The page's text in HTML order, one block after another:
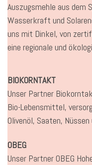
Auszugsmehle aus dem
Wasserkraft und
uns mit Dinkel, von
eine regionale und
BIOKORNTAKT
Unser Partner
Bio-Lebensmittel,
Olivenöl, Saaten,
OBEG
Unser Partner OBEG